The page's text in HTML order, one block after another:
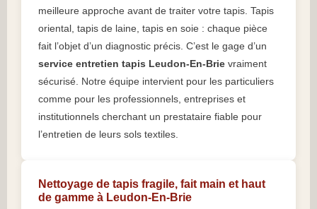
meilleure approche avant de traiter votre tapis. Tapis
oriental, tapis de laine, tapis en soie : chaque pièce
fait l’objet d’un diagnostic précis. C’est le gage d’un
service entretien tapis Leudon-En-Brie vraiment
sécurisé. Notre équipe intervient pour les particuliers
comme pour les professionnels, entreprises et
institutionnels cherchant un prestataire fiable pour
l’entretien de leurs sols textiles.
Nettoyage de tapis fragile, fait main et haut
de gamme à Leudon-En-Brie